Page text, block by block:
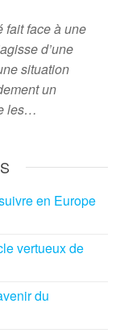
fait face à une
d’une
situation
un
les…
en Europe
vertueux de
du